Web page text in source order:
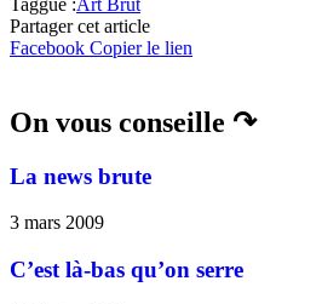
Partager cet article
Facebook Copier le lien
On vous conseille ↷
La news brute
3 mars 2009
C’est là-bas qu’on serre